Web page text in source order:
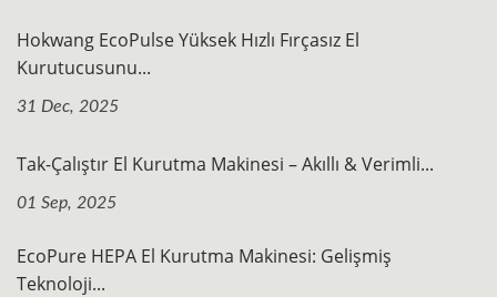
Hokwang EcoPulse Yüksek Hızlı Fırçasız El
Kurutucusunu...
31 Dec, 2025
Tak-Çalıştır El Kurutma Makinesi – Akıllı & Verimli...
01 Sep, 2025
EcoPure HEPA El Kurutma Makinesi: Gelişmiş
Teknoloji...